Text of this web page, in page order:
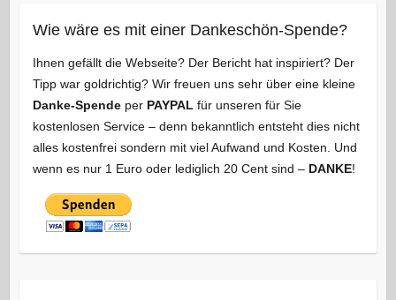
Wie wäre es mit einer Dankeschön-Spende?
Ihnen gefällt die Webseite? Der Bericht hat inspiriert? Der
Tipp war goldrichtig? Wir freuen uns sehr über eine kleine
Danke-Spendeper PAYPAL für unseren für Sie
kostenlosen Service – denn bekanntlich entsteht dies nicht
alles kostenfrei sondern mit viel Aufwand und Kosten. Und
wenn es nur 1 Euro oder lediglich 20 Cent sind – DANKE!